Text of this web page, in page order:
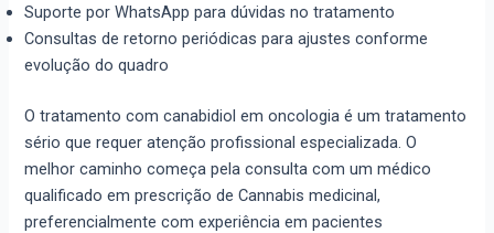
Suporte por WhatsApp para dúvidas no tratamento
Consultas de retorno periódicas para ajustes conforme
evolução do quadro
O tratamento com canabidiol em oncologia é um tratamento
sério que requer atenção profissional especializada. O
melhor caminho começa pela consulta com um médico
qualificado em prescrição de Cannabis medicinal,
preferencialmente com experiência em pacientes